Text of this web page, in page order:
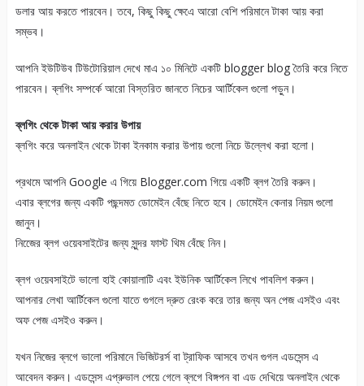
ডলার আয় করতে পারবেন। তবে, কিছু কিছু ক্ষেএে আরো বেশি পরিমানে টাকা আয় করা
সম্ভব।
আপনি ইউটিউব টিউটোরিয়াল দেখে মাএ ১০ মিনিটে একটি blogger blog তৈরি করে নিতে
পারবেন। ব্লগিং সম্পর্কে আরো বিস্তরিত জানতে নিচের আর্টিকেল গুলো পড়ুন।
ব্লগিং থেকে টাকা আয় করার উপায়
ব্লগিং করে অনলাইন থেকে টাকা ইনকাম করার উপায় গুলো নিচে উল্লেখ করা হলো।
প্রথমে আপনি Google এ গিয়ে Blogger.com গিয়ে একটি ব্লগ তৈরি করুন।
এবার ব্লগের জন্য একটি পছন্দমত ডোমেইন বেঁছে নিতে হবে। ডোমেইন কেনার নিয়ম গুলো
জানুন।
নিজেের ব্লগ ওয়েবসাইটের জন্য সুন্দর ফাস্ট থিম বেঁছে নিন।
ব্লগ ওয়েবসাইটে ভালো হাই কোয়ালাটি এবং ইউনিক আর্টিকেল লিখে পাবলিশ করুন।
আপনার লেখা আর্টিকেল গুলো যাতে গুগলে দ্রুত রেংক করে তার জন্য অন পেজ এসইও এবং
অফ পেজ এসইও করুন।
যখন নিজের ব্লগে ভালো পরিমানে ভিজিটরর্স বা ট্রাফিক আসবে তখন গুগল এডসেন্স এ
আবেদন করুন। এডসেন্স এপ্রুভাল পেয়ে গেলে ব্লগে বিঙ্গপন বা এড দেখিয়ে অনলাইন থেকে